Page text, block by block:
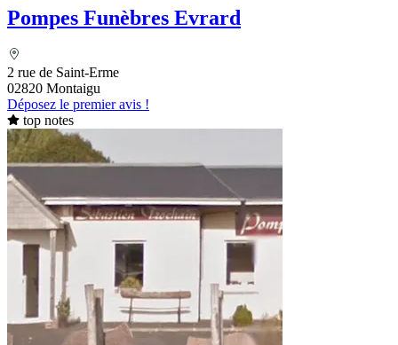
Pompes Funèbres Evrard
2 rue de Saint-Erme
02820 Montaigu
Déposez le premier avis !
top notes